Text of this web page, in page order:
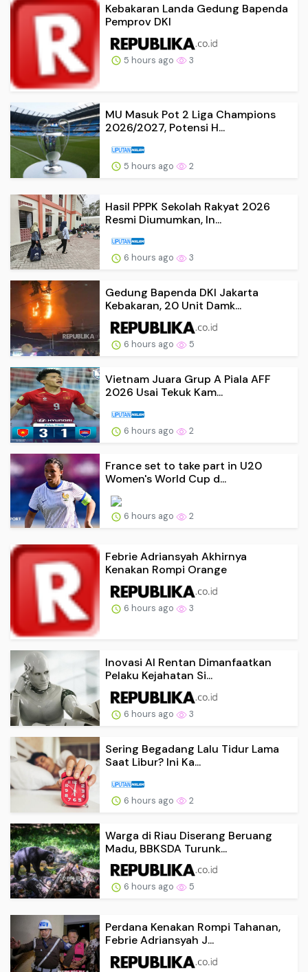
Kebakaran Landa Gedung Bapenda
Pemprov DKI
5 hours ago 3
MU Masuk Pot 2 Liga Champions
2026/2027, Potensi H...
5 hours ago 2
Hasil PPPK Sekolah Rakyat 2026
Resmi Diumumkan, In...
6 hours ago 3
Gedung Bapenda DKI Jakarta
Kebakaran, 20 Unit Damk...
6 hours ago 5
Vietnam Juara Grup A Piala AFF
2026 Usai Tekuk Kam...
6 hours ago 2
France set to take part in U20
Women's World Cup d...
6 hours ago 2
Febrie Adriansyah Akhirnya
Kenakan Rompi Orange
6 hours ago 3
Inovasi AI Rentan Dimanfaatkan
Pelaku Kejahatan Si...
6 hours ago 3
Sering Begadang Lalu Tidur Lama
Saat Libur? Ini Ka...
6 hours ago 2
Warga di Riau Diserang Beruang
Madu, BBKSDA Turunk...
6 hours ago 5
Perdana Kenakan Rompi Tahanan,
Febrie Adriansyah J...